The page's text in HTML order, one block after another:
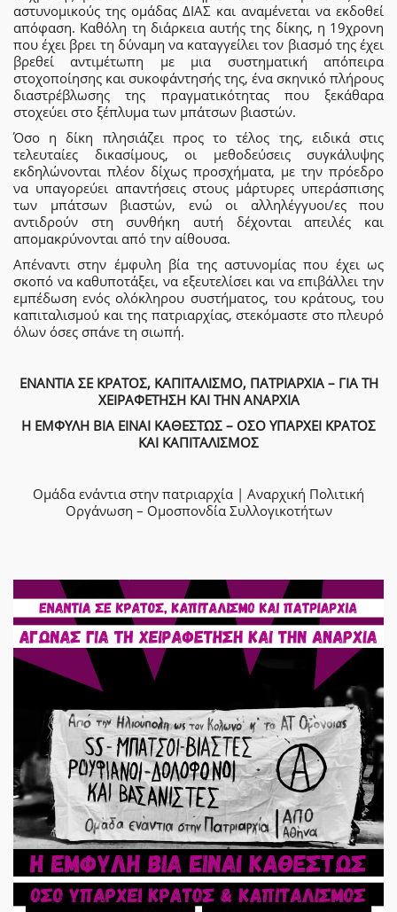
αστυνομικούς της ομάδας ΔΙΑΣ και αναμένεται να εκδοθεί
απόφαση. Καθόλη τη διάρκεια αυτής της δίκης, η 19χρονη
που έχει βρει τη δύναμη να καταγγείλει τον βιασμό της έχει
βρεθεί αντιμέτωπη με μια συστηματική απόπειρα
στοχοποίησης και συκοφάντησής της, ένα σκηνικό πλήρους
διαστρέβλωσης της πραγματικότητας που ξεκάθαρα
στοχεύει στο ξέπλυμα των μπάτσων βιαστών.
Όσο η δίκη πλησιάζει προς το τέλος της, ειδικά στις
τελευταίες δικασίμους, οι μεθοδεύσεις συγκάλυψης
εκδηλώνονται πλέον δίχως προσχήματα, με την πρόεδρο
να υπαγορεύει απαντήσεις στους μάρτυρες υπεράσπισης
των μπάτσων βιαστών, ενώ οι αλληλέγγυοι/ες που
αντιδρούν στη συνθήκη αυτή δέχονται απειλές και
απομακρύνονται από την αίθουσα.
Απέναντι στην έμφυλη βία της αστυνομίας που έχει ως
σκοπό να καθυποτάξει, να εξευτελίσει και να επιβάλλει την
εμπέδωση ενός ολόκληρου συστήματος, του κράτους, του
καπιταλισμού και της πατριαρχίας, στεκόμαστε στο πλευρό
όλων όσες σπάνε τη σιωπή.
ΕΝΑΝΤΙΑ ΣΕ ΚΡΑΤΟΣ, ΚΑΠΙΤΑΛΙΣΜΟ, ΠΑΤΡΙΑΡΧΙΑ – ΓΙΑ ΤΗ
ΧΕΙΡΑΦΕΤΗΣΗ ΚΑΙ ΤΗΝ ΑΝΑΡΧΙΑ
Η ΕΜΦΥΛΗ ΒΙΑ ΕΙΝΑΙ ΚΑΘΕΣΤΩΣ – ΟΣΟ ΥΠΑΡΧΕΙ ΚΡΑΤΟΣ
ΚΑΙ ΚΑΠΙΤΑΛΙΣΜΟΣ
Ομάδα ενάντια στην πατριαρχία | Αναρχική Πολιτική
Οργάνωση – Ομοσπονδία Συλλογικοτήτων